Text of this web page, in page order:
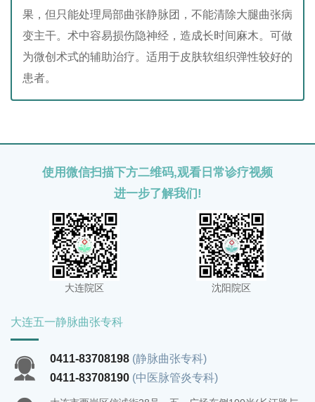
果，但只能处理局部曲张静脉团，不能清除大腿曲张病
变主干。术中容易损伤隐神经，造成长时间麻木。可做
为微创术式的辅助治疗。适用于皮肤软组织弹性较好的
患者。
使用微信扫描下方二维码,观看日常诊疗视频
进一步了解我们!
大连院区 沈阳院区
大连五一静脉曲张专科
0411-83708198 (静脉曲张专科)
0411-83708190 (中医脉管炎专科)